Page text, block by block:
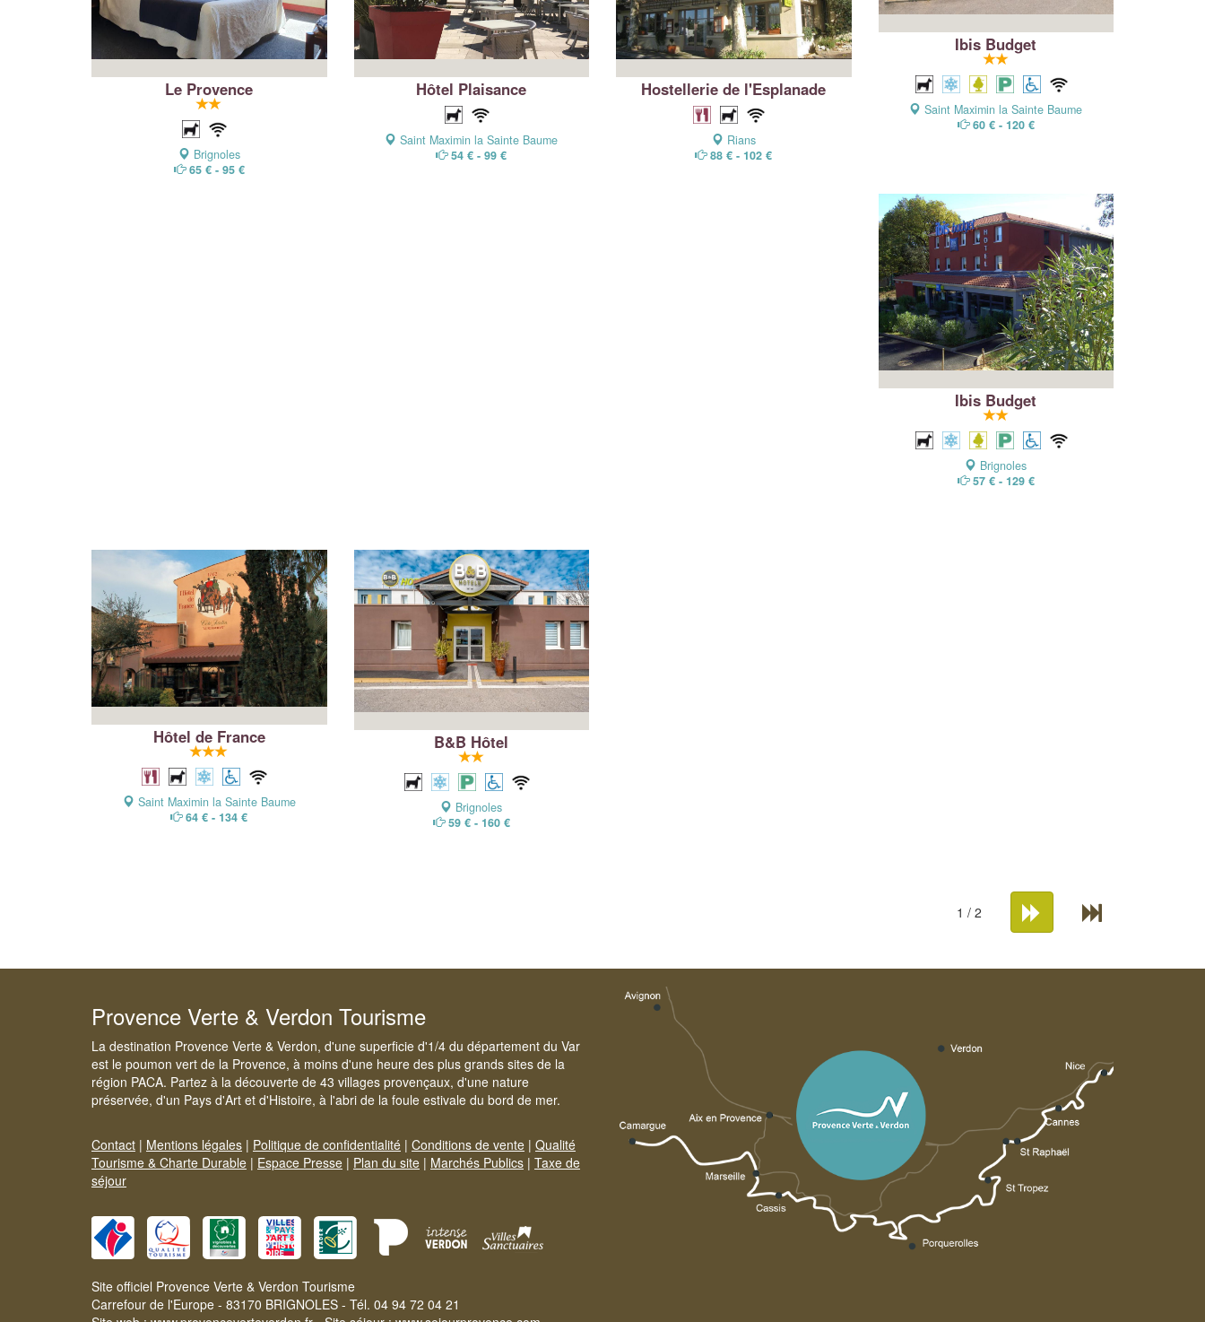
Le Provence
Brignoles
65 € - 95 €
Hôtel Plaisance
Saint Maximin la Sainte Baume
54 € - 99 €
Hostellerie de l'Esplanade
Rians
88 € - 102 €
Ibis Budget
Saint Maximin la Sainte Baume
60 € - 120 €
Ibis Budget
Brignoles
57 € - 129 €
Hôtel de France
Saint Maximin la Sainte Baume
64 € - 134 €
B&B Hôtel
Brignoles
59 € - 160 €
1 / 2
Provence Verte & Verdon Tourisme
La destination Provence Verte & Verdon, d'une superficie d'1/4 du département du Var
est le poumon vert de la Provence, à moins d'une heure des plus grands sites de la
région PACA. Partez à la découverte de 43 villages provençaux, d'une nature
préservée, d'un Pays d'Art et d'Histoire, à l'abri de la foule estivale du bord de mer.
Contact | Mentions légales | Politique de confidentialité | Conditions de vente | Qualité
Tourisme & Charte Durable | Espace Presse | Plan du site | Marchés Publics | Taxe de
séjour
Site officiel Provence Verte & Verdon Tourisme
Carrefour de l'Europe - 83170 BRIGNOLES - Tél. 04 94 72 04 21